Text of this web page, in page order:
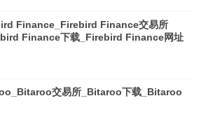
Finance_Firebird Finance交易所
Finance下载_Firebird Finance网址
交易所_Bitaroo下载_Bitaroo